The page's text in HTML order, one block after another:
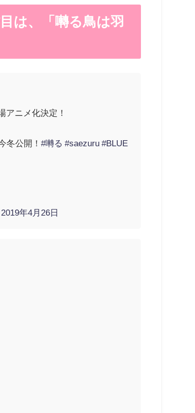
は、「囀る鳥は羽
アニメ化決定！
冬公開！#囀る #saezuru #BLUE
2019年4月26日